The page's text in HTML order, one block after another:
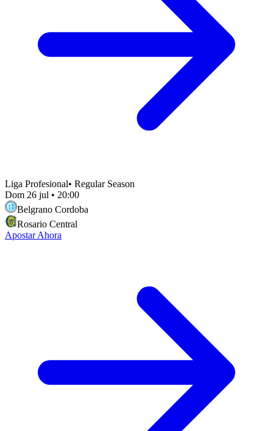
Liga Profesional• Regular Season
Dom 26 jul • 20:00
Belgrano Cordoba
Rosario Central
Apostar Ahora